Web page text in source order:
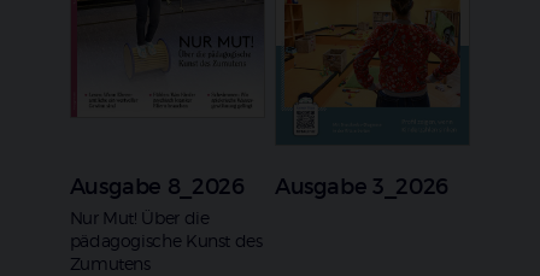
Ausgabe 8_2026
:
Nur Mut! Über die
pädagogische Kunst des
Zumutens
Ausgabe 3_2026